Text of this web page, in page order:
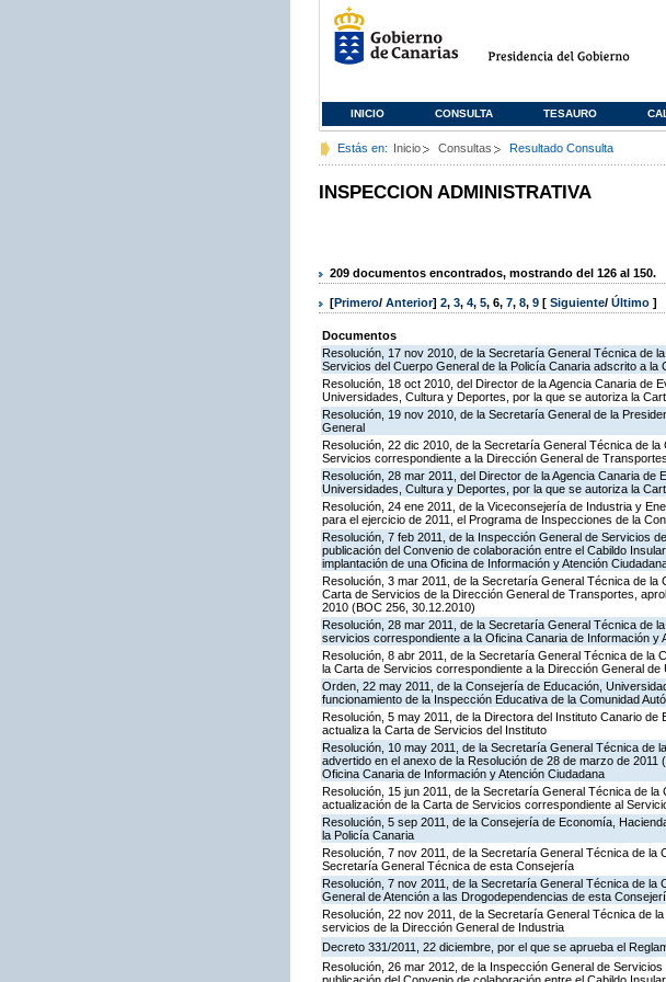
INICIO CONSULTA TESAURO
Estás en: Inicio Consultas Resultado Consulta
INSPECCION ADMINISTRATIVA
209 documentos encontrados, mostrando del 126 al 150.
[Primero/ Anterior] 2, 3, 4, 5, 6, 7, 8, 9 [ Siguiente/ Último ]
Documentos
Resolución, 17 nov 2010, de la Secretaría General Técnica de
Servicios del Cuerpo General de la Policía Canaria adscrito a la
Resolución, 18 oct 2010, del Director de la Agencia Canaria de
Universidades, Cultura y Deportes, por la que se autoriza la
Resolución, 19 nov 2010, de la Secretaría General de la
General
Resolución, 22 dic 2010, de la Secretaría General Técnica de
Servicios correspondiente a la Dirección General de
Resolución, 28 mar 2011, del Director de la Agencia Canaria
Universidades, Cultura y Deportes, por la que se autoriza la
Resolución, 24 ene 2011, de la Viceconsejería de Industria y
para el ejercicio de 2011, el Programa de Inspecciones de la
Resolución, 7 feb 2011, de la Inspección General de Servicios
publicación del Convenio de colaboración entre el Cabildo
implantación de una Oficina de Información y Atención
Resolución, 3 mar 2011, de la Secretaría General Técnica de
Carta de Servicios de la Dirección General de Transportes,
2010 (BOC 256, 30.12.2010)
Resolución, 28 mar 2011, de la Secretaría General Técnica de
servicios correspondiente a la Oficina Canaria de Información y
Resolución, 8 abr 2011, de la Secretaría General Técnica de
la Carta de Servicios correspondiente a la Dirección General de
Orden, 22 may 2011, de la Consejería de Educación,
funcionamiento de la Inspección Educativa de la Comunidad
Resolución, 5 may 2011, de la Directora del Instituto Canario
actualiza la Carta de Servicios del Instituto
Resolución, 10 may 2011, de la Secretaría General Técnica
advertido en el anexo de la Resolución de 28 de marzo de
Oficina Canaria de Información y Atención Ciudadana
Resolución, 15 jun 2011, de la Secretaría General Técnica de
actualización de la Carta de Servicios correspondiente al
Resolución, 5 sep 2011, de la Consejería de Economía,
la Policía Canaria
Resolución, 7 nov 2011, de la Secretaría General Técnica de
Secretaría General Técnica de esta Consejería
Resolución, 7 nov 2011, de la Secretaría General Técnica de
General de Atención a las Drogodependencias de esta
Resolución, 22 nov 2011, de la Secretaría General Técnica de
servicios de la Dirección General de Industria
Decreto 331/2011, 22 diciembre, por el que se aprueba el
Resolución, 26 mar 2012, de la Inspección General de